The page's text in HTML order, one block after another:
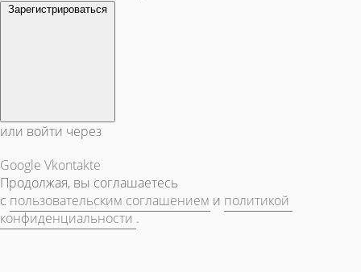
Зарегистрироваться
или войти через
Google Vkontakte
Продолжая, вы соглашаетесь
с пользовательским соглашением и политикой
конфиденциальности .